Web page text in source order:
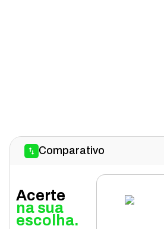
Comparativo
Acerte
na sua
escolha.